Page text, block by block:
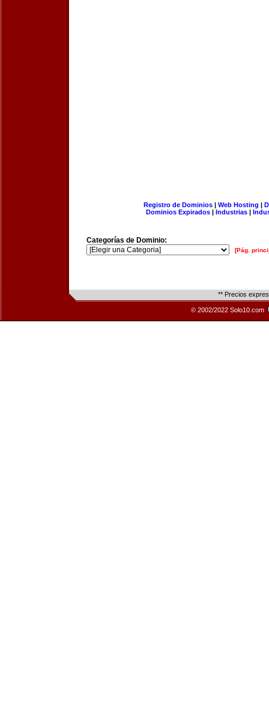
Registro de Dominios| Web Hosting |
Dominios Expirados | Industrias |
Categorías de Dominio:
[Pág.
** Precios
© 2002/2022 Solo10.com